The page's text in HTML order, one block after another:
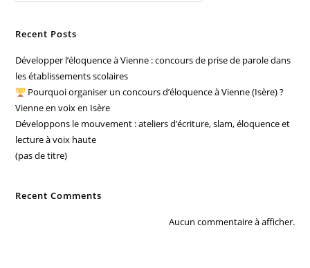
Recent Posts
Développer l’éloquence à Vienne : concours de prise de parole dans
les établissements scolaires
Pourquoi organiser un concours d’éloquence à Vienne (Isère) ?
Vienne en voix en Isère
Développons le mouvement : ateliers d’écriture, slam, éloquence et
lecture à voix haute
(pas de titre)
Recent Comments
Aucun commentaire à afficher.